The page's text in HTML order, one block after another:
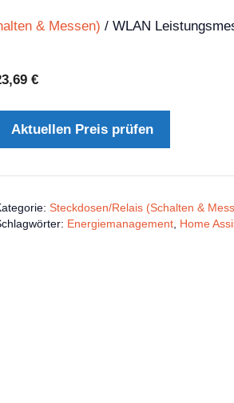
& Messen) / WLAN
€
Aktuellen Preis prüfen
Steckdosen/Relais (Schalten &
Energiemanagement Home